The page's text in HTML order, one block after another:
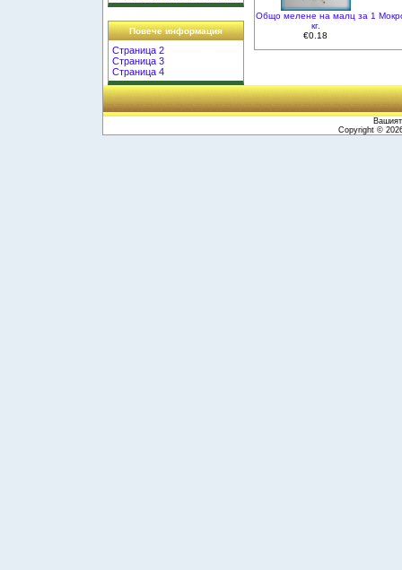
Повече информация
Страница 2
Страница 3
Страница 4
Общо мелене на малц за 1
кг.
€0.18
Copyright ©